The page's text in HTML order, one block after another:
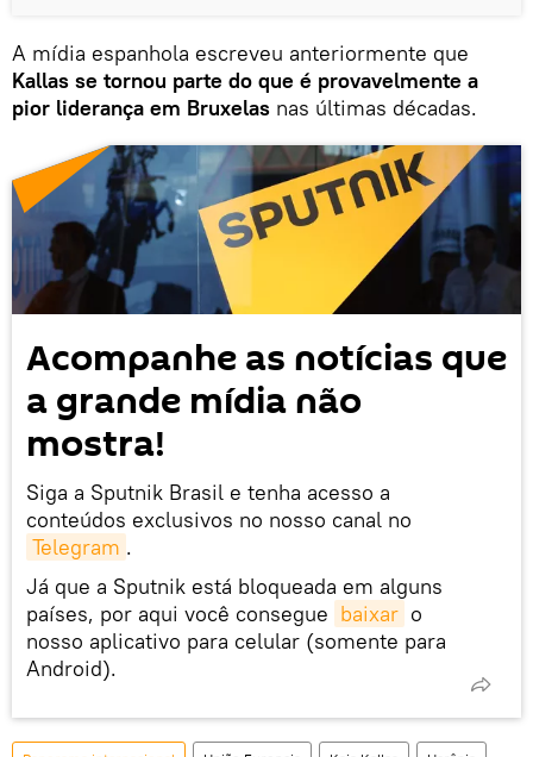
A mídia espanhola escreveu anteriormente que
Kallas se tornou parte do que é provavelmente a
pior liderança em Bruxelas nas últimas décadas.
Acompanhe as notícias que
a grande mídia não
mostra!
Siga a Sputnik Brasil e tenha acesso a
conteúdos exclusivos no nosso canal no
Telegram .
Já que a Sputnik está bloqueada em alguns
países, por aqui você consegue baixar o
nosso aplicativo para celular (somente para
Android).